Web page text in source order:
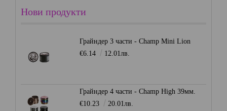
Нови продукти
Грайндер 3 части - Champ Mini Lion
€6.14
12.01лв.
Грайндер 4 части - Champ High 39мм.
€10.23
20.01лв.